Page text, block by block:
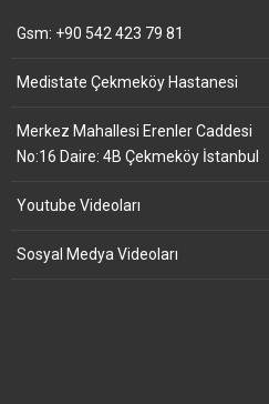
Gsm: +90 542 423 79 81
Medistate Çekmeköy Hastanesi
Merkez Mahallesi Erenler Caddesi
No:16 Daire: 4B Çekmeköy İstanbul
Youtube Videoları
Sosyal Medya Videoları